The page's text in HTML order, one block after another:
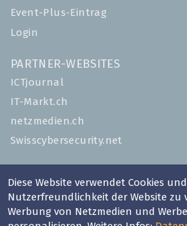
Event-Plus-Eintrag
Login
PARTNER-WEBSITES
ICTjournal
IT-Markt.ch
netzmedien.ch
Swisscybersecurity.net
Impressum
AGB
Diese Website verwendet Cookies
Nutzerfreundlichkeit der Website zu
Werbung von Netzmedien und